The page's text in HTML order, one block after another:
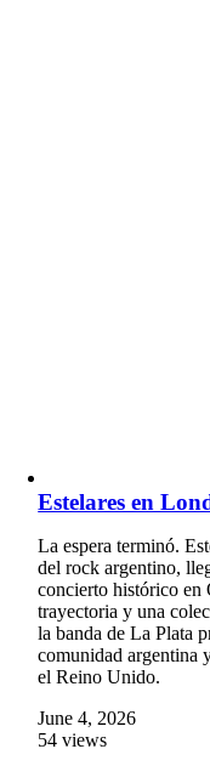
Estelares en
La espera terminó.
del rock argentino,
concierto histórico en
trayectoria y una
la banda de La Plata
comunidad argentina
el Reino Unido.
June 4, 2026
54 views